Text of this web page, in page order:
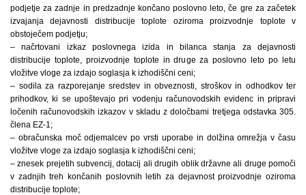
podjetje za zadnje in predzadnje končano poslovno leto, če gre za začetek
izvajanja dejavnosti distribucije toplote oziroma proizvodnje toplote v
obstoječem podjetju;
– načrtovani izkaz poslovnega izida in bilanca stanja za dejavnosti
distribucije toplote, proizvodnje toplote in druge za poslovno leto po letu
vložitve vloge za izdajo soglasja k izhodiščni ceni;
– sodila za razporejanje sredstev in obveznosti, stroškov in odhodkov ter
prihodkov, ki se upoštevajo pri vodenju računovodskih evidenc in pripravi
ločenih računovodskih izkazov v skladu z določbami tretjega odstavka 305.
člena EZ-1;
– obračunska moč odjemalcev po vrsti uporabe in dolžina omrežja v času
vložitve vloge za izdajo soglasja k izhodiščni ceni;
– znesek prejetih subvencij, dotacij ali drugih oblik državne ali druge pomoči
v zadnjih treh končanih poslovnih letih za dejavnost proizvodnje oziroma
distribucije toplote;